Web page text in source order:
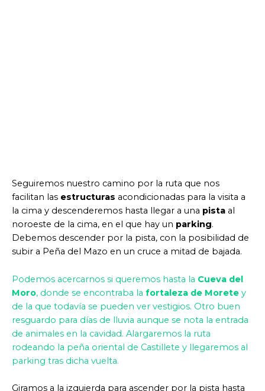
Seguiremos nuestro camino por la ruta que nos
facilitan las estructuras acondicionadas para la visita a
la cima y descenderemos hasta llegar a una pista al
noroeste de la cima, en el que hay un parking.
Debemos descender por la pista, con la posibilidad de
subir a Peña del Mazo en un cruce a mitad de bajada.
Podemos acercarnos si queremos hasta la Cueva del
Moro, donde se encontraba la fortaleza de Morete y
de la que todavía se pueden ver vestigios. Otro buen
resguardo para días de lluvia aunque se nota la entrada
de animales en la cavidad. Alargaremos la ruta
rodeando la peña oriental de Castillete y llegaremos al
parking tras dicha vuelta.
Giramos a la izquierda para ascender por la pista hasta